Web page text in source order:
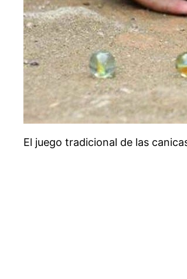
El juego tradicional de las